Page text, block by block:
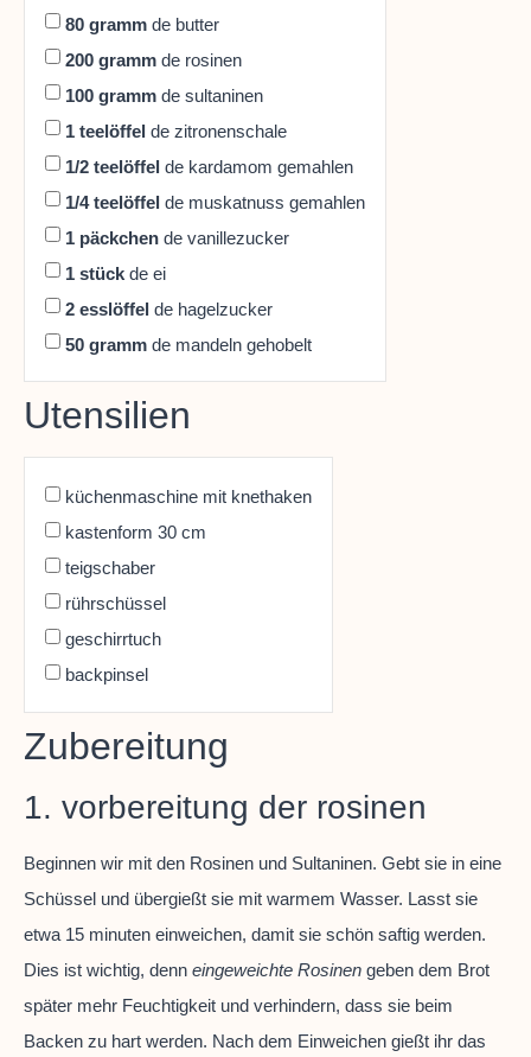
80 gramm de butter
200 gramm de rosinen
100 gramm de sultaninen
1 teelöffel de zitronenschale
1/2 teelöffel de kardamom gemahlen
1/4 teelöffel de muskatnuss gemahlen
1 päckchen de vanillezucker
1 stück de ei
2 esslöffel de hagelzucker
50 gramm de mandeln gehobelt
Utensilien
küchenmaschine mit knethaken
kastenform 30 cm
teigschaber
rührschüssel
geschirrtuch
backpinsel
Zubereitung
1. vorbereitung der rosinen
Beginnen wir mit den Rosinen und Sultaninen. Gebt sie in eine
Schüssel und übergießt sie mit warmem Wasser. Lasst sie
etwa 15 minuten einweichen, damit sie schön saftig werden.
Dies ist wichtig, denn eingeweichte Rosinen geben dem Brot
später mehr Feuchtigkeit und verhindern, dass sie beim
Backen zu hart werden. Nach dem Einweichen gießt ihr das